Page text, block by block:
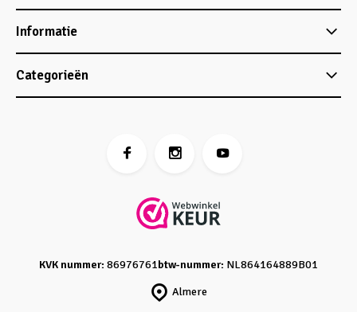
Informatie
Categorieën
Almere
KVK nummer: 86976761btw-nummer: NL864164889B01